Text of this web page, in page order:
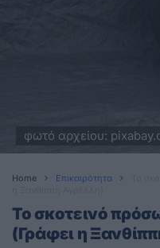
φωτό αρχείου:
Home Επικαιρότητα
Το σκοτεινό
(Γράφει η